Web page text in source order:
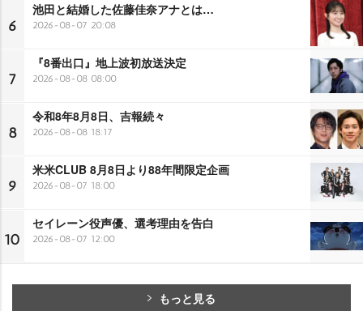
6
池田と結婚した佐藤佳奈アナとは…
2026-08-07 20:08
7
『8番出口』地上波初放送決定
2026-08-08 08:00
8
令和8年8月8日、吉報続々
2026-08-08 18:17
9
米米CLUB 8月8日より88年間限定企画
2026-08-07 18:00
10
セイレーン役声優、選考理由を告白
2026-08-07 12:00
もっと見る